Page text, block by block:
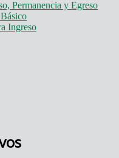
Permanencia y Egreso
Ingreso